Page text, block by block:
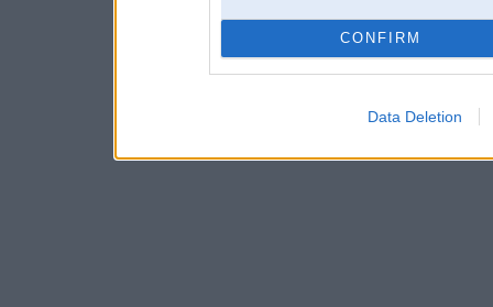
CONFIRM
Data Deletion